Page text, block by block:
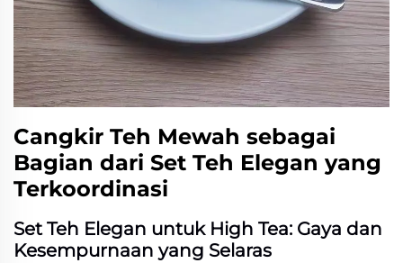
Cangkir Teh Mewah sebagai
Bagian dari Set Teh Elegan yang
Terkoordinasi
Set Teh Elegan untuk High Tea: Gaya dan
Kesempurnaan yang Selaras